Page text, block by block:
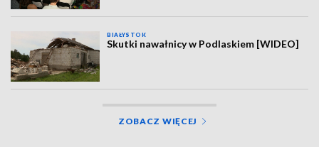
BIAŁYSTOK
Skutki nawałnicy w Podlaskiem [WIDEO]
ZOBACZ WIĘCEJ